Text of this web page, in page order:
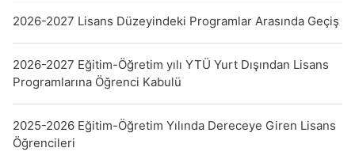
2026-2027 Lisans Düzeyindeki Programlar Arasında Geçiş
2026-2027 Eğitim-Öğretim yılı YTÜ Yurt Dışından Lisans
Programlarına Öğrenci Kabulü
2025-2026 Eğitim-Öğretim Yılında Dereceye Giren Lisans
Öğrencileri